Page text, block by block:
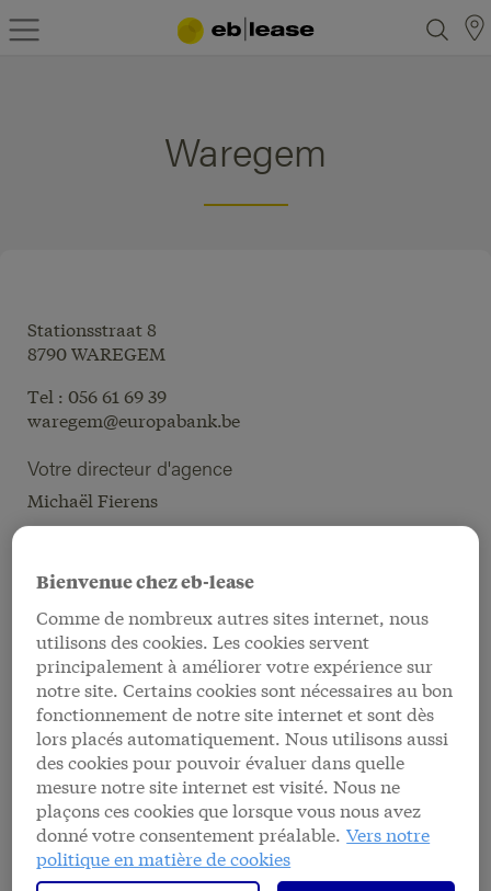
Waregem
Stationsstraat 8
8790 WAREGEM
Tel : 056 61 69 39
waregem@europabank.be
Votre directeur d'agence
Michaël Fierens
Heures d'ouverture
Lundi 10h 00 - 12h 00
14h 00 - 16h 00
Mardi
10h 00 - 12h 00
14h 00 - 16h 00
(sur rendez-vous)
16h 00 - 18h 00
Mercredi
10h 00 - 12h 00
14h 00 - 16h 00
Jeudi
10h 00 - 12h 00
Bienvenue chez eb-lease
Comme de nombreux autres sites internet, nous
utilisons des cookies. Les cookies servent
principalement à améliorer votre expérience sur
notre site. Certains cookies sont nécessaires au bon
fonctionnement de notre site internet et sont dès
lors placés automatiquement. Nous utilisons aussi
des cookies pour pouvoir évaluer dans quelle
mesure notre site internet est visité. Nous ne
plaçons ces cookies que lorsque vous nous avez
donné votre consentement préalable. Vers notre
politique en matière de cookies